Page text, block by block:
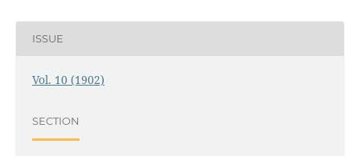
ISSUE
Vol. 10 (1902)
SECTION